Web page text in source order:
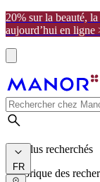
20% sur la beauté,
aujourd’hui en ligne
Les plus recherchés
Historique des
FR